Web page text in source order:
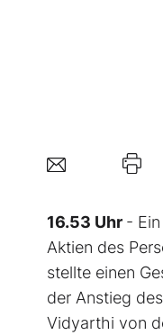
16.53 Uhr -
Aktien des
stellte einen
der Anstieg
Vidyarthi von